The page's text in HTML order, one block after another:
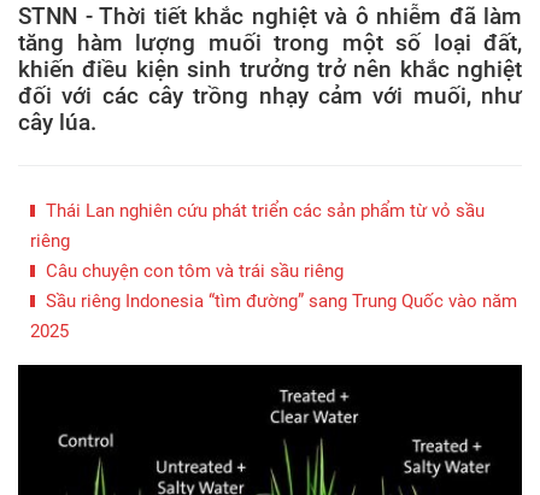
STNN - Thời tiết khắc nghiệt và ô nhiễm đã làm
tăng hàm lượng muối trong một số loại đất,
khiến điều kiện sinh trưởng trở nên khắc nghiệt
đối với các cây trồng nhạy cảm với muối, như
cây lúa.
Thái Lan nghiên cứu phát triển các sản phẩm từ vỏ sầu
riêng
Câu chuyện con tôm và trái sầu riêng
Sầu riêng Indonesia “tìm đường” sang Trung Quốc vào năm
2025